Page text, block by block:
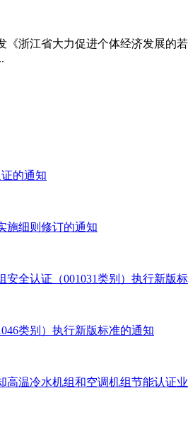
《浙江省大力促进个体经济发展
的通知
施细则修订的通知
全认证（001031类别）执行新版
类别）执行新版标准的通知
高温冷水机组和空调机组节能认证